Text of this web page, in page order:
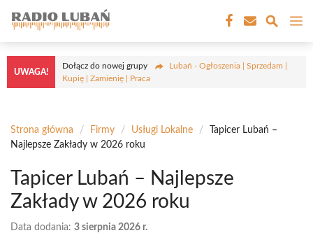
treści
UWAGA!
Dołącz do nowej grupy
Lubań - Ogłoszenia | Sprzedam |
Kupię | Zamienię | Praca
Strona główna / Firmy / Usługi Lokalne /
Tapicer Lubań –
Najlepsze Zakłady w 2026 roku
Tapicer Lubań – Najlepsze
Zakłady w 2026 roku
Data dodania: 3 sierpnia 2026 r.